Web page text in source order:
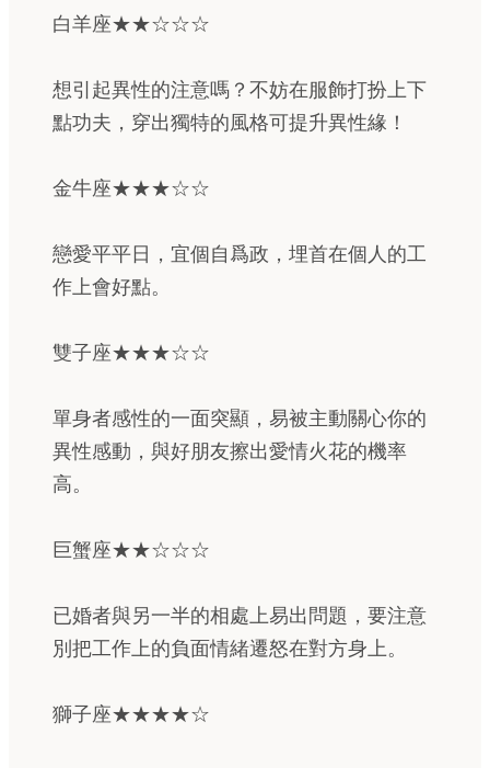
白羊座★★☆☆☆
想引起異性的注意嗎？不妨在服飾打扮上下
點功夫，穿出獨特的風格可提升異性緣！
金牛座★★★☆☆
戀愛平平日，宜個自爲政，埋首在個人的工
作上會好點。
雙子座★★★☆☆
單身者感性的一面突顯，易被主動關心你的
異性感動，與好朋友擦出愛情火花的機率
高。
巨蟹座★★☆☆☆
已婚者與另一半的相處上易出問題，要注意
別把工作上的負面情緒遷怒在對方身上。
獅子座★★★★☆